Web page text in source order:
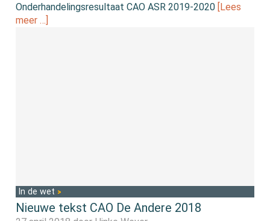
Onderhandelingsresultaat CAO ASR 2019-2020 [Lees
meer …]
In de wet
Nieuwe tekst CAO De Andere 2018